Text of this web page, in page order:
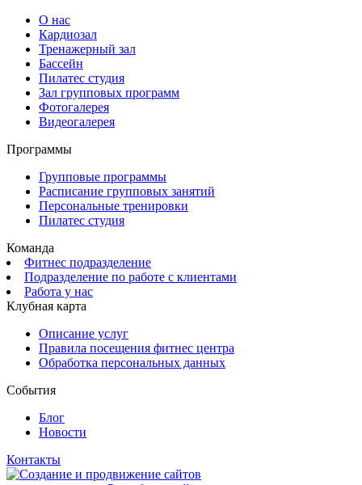
О нас
Кардиозал
Тренажерный зал
Бассейн
Пилатес студия
Зал групповых программ
Фотогалерея
Видеогалерея
Программы
Групповые программы
Расписание групповых занятий
Персональные тренировки
Пилатес студия
Команда
Фитнес подразделение
Подразделение по работе с клиентами
Работа у нас
Клубная карта
Описание услуг
Правила посещения фитнес центра
Обработка персональных данных
События
Блог
Новости
Контакты